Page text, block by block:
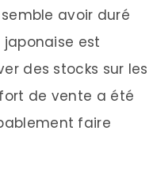
avoir duré
est
des stocks sur les
de vente a été
faire